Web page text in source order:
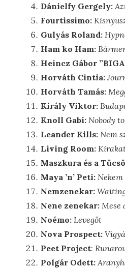
Dánielfy Gergely:
Fourtissimo:
Gulyás Roland:
Ham ko Ham:
Heincz Gábor
Horváth Cintia:
Horváth Tamás:
Király Viktor:
Knoll Gabi: Nobody
Leander Kills: Nem
Living Room:
Maszkura és a
Maya ’n’ Peti: Nekem
Nemzenekar:
Nene zenekar: Mese
Noémo: Levegőt
Nova Prospect:
Peet Project:
Polgár Odett: